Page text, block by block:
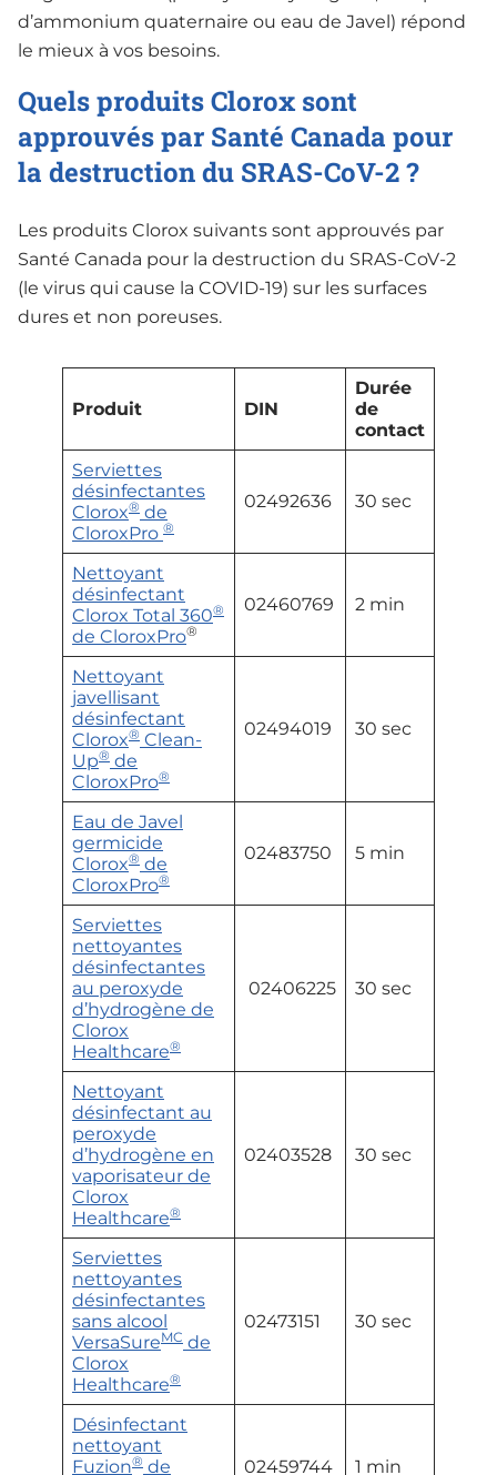
d’ammonium quaternaire ou eau de Javel) répond
le mieux à vos besoins.
Quels produits Clorox sont
approuvés par Santé Canada pour
la destruction du SRAS-CoV-2 ?
Les produits Clorox suivants sont approuvés par
Santé Canada pour la destruction du SRAS-CoV-2
(le virus qui cause la COVID-19) sur les surfaces
dures et non poreuses.
Produit DIN
Durée
de
contact
Serviettes
désinfectantes
Clorox® de
CloroxPro ®
02492636 30 sec
Nettoyant
désinfectant
Clorox Total 360®
de CloroxPro®
02460769 2 min
Nettoyant
javellisant
désinfectant
Clorox® Clean-
Up® de
CloroxPro®
02494019 30 sec
Eau de Javel
germicide
Clorox® de
CloroxPro®
02483750 5 min
Serviettes
nettoyantes
désinfectantes
au peroxyde
d’hydrogène de
Clorox
Healthcare®
02406225 30 sec
Nettoyant
désinfectant au
peroxyde
d’hydrogène en
vaporisateur de
Clorox
Healthcare®
02403528 30 sec
Serviettes
nettoyantes
désinfectantes
sans alcool
VersaSureMC de
Clorox
Healthcare®
02473151 30 sec
Désinfectant
nettoyant
Fuzion® de
02459744 1 min